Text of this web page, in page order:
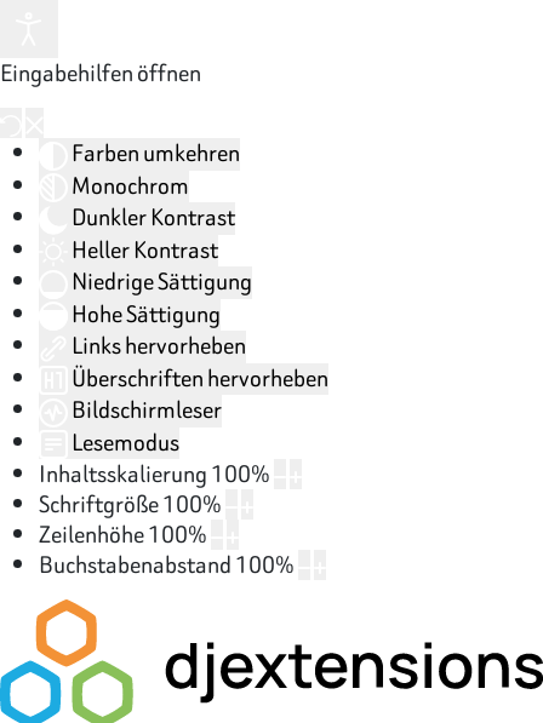
Eingabehilfen öffnen
Farben umkehren
Monochrom
Dunkler Kontrast
Heller Kontrast
Niedrige Sättigung
Hohe Sättigung
Links hervorheben
Überschriften hervorheben
Bildschirmleser
Lesemodus
Inhaltsskalierung100%
Schriftgröße100%
Zeilenhöhe100%
Buchstabenabstand100%